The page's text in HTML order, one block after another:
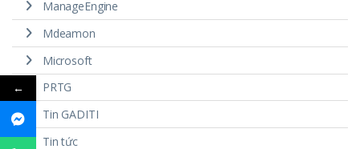
ManageEngine
Mdeamon
Microsoft
PRTG
Tin GADITI
Tin tức
←